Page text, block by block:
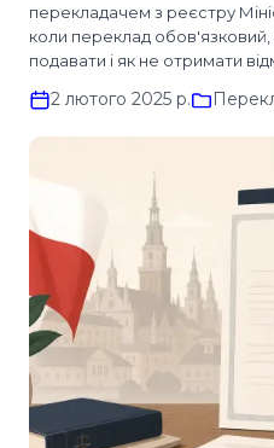
перекладачем з реєстру
коли переклад обов'язковий,
подавати і як не отримати
2 лютого 2025 р.